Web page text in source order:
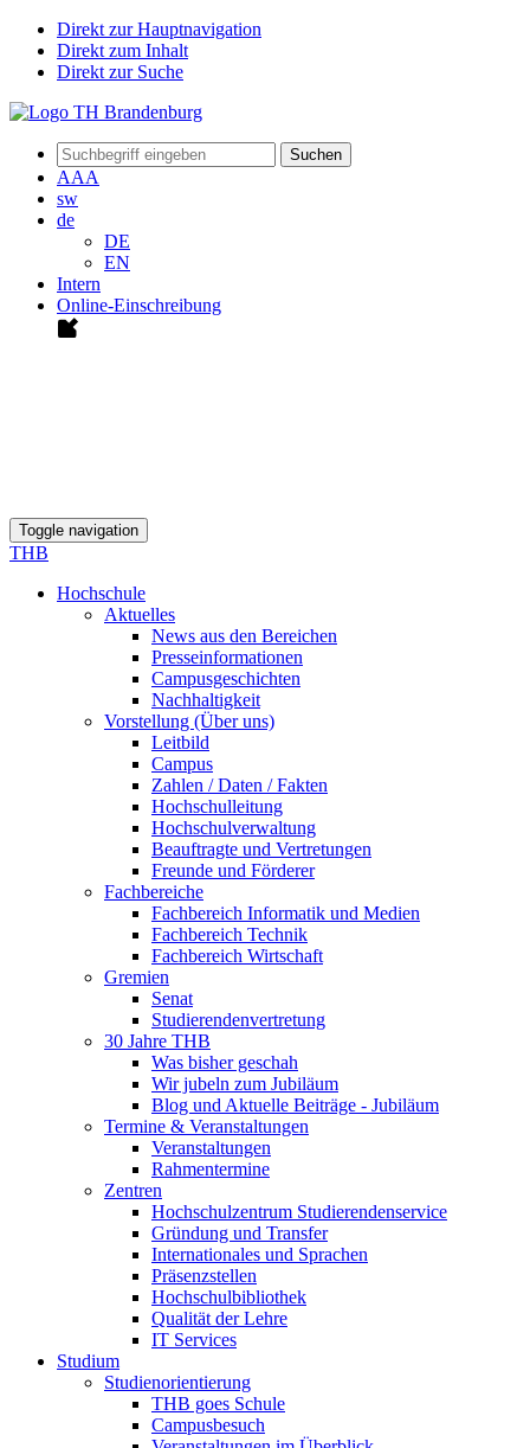
Direkt zur Hauptnavigation
Direkt zum Inhalt
Direkt zur Suche
Suchen
AAA
sw
de
DE
EN
Intern
Online-Einschreibung
Toggle navigation
THB
Hochschule
Aktuelles
News aus den Bereichen
Presseinformationen
Campusgeschichten
Nachhaltigkeit
Vorstellung (Über uns)
Leitbild
Campus
Zahlen / Daten / Fakten
Hochschulleitung
Hochschulverwaltung
Beauftragte und Vertretungen
Freunde und Förderer
Fachbereiche
Fachbereich Informatik und Medien
Fachbereich Technik
Fachbereich Wirtschaft
Gremien
Senat
Studierendenvertretung
30 Jahre THB
Was bisher geschah
Wir jubeln zum Jubiläum
Blog und Aktuelle Beiträge - Jubiläum
Termine & Veranstaltungen
Veranstaltungen
Rahmentermine
Zentren
Hochschulzentrum Studierendenservice
Gründung und Transfer
Internationales und Sprachen
Präsenzstellen
Hochschulbibliothek
Qualität der Lehre
IT Services
Studium
Studienorientierung
THB goes Schule
Campusbesuch